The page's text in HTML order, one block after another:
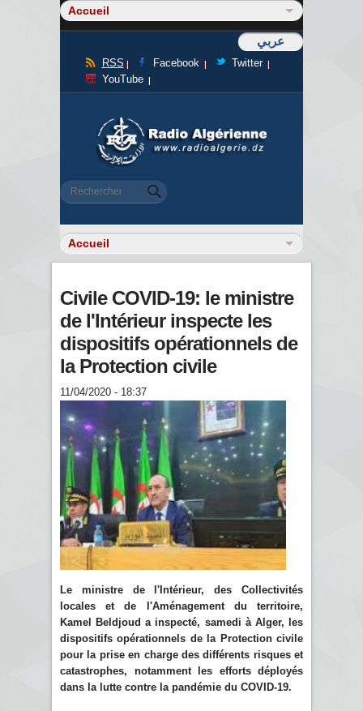
عربي
RSS Facebook
Twitter
YouTube
Formulaire de recherche
Rechercher
Civile COVID-19: le ministre
de l'Intérieur inspecte les
dispositifs opérationnels de
la Protection civile
11/04/2020 - 18:37
Le ministre de l'Intérieur, des Collectivités
locales et de l'Aménagement du territoire,
Kamel Beldjoud a inspecté, samedi à Alger, les
dispositifs opérationnels de la Protection civile
pour la prise en charge des différents risques et
catastrophes, notamment les efforts déployés
dans la lutte contre la pandémie du COVID-19.